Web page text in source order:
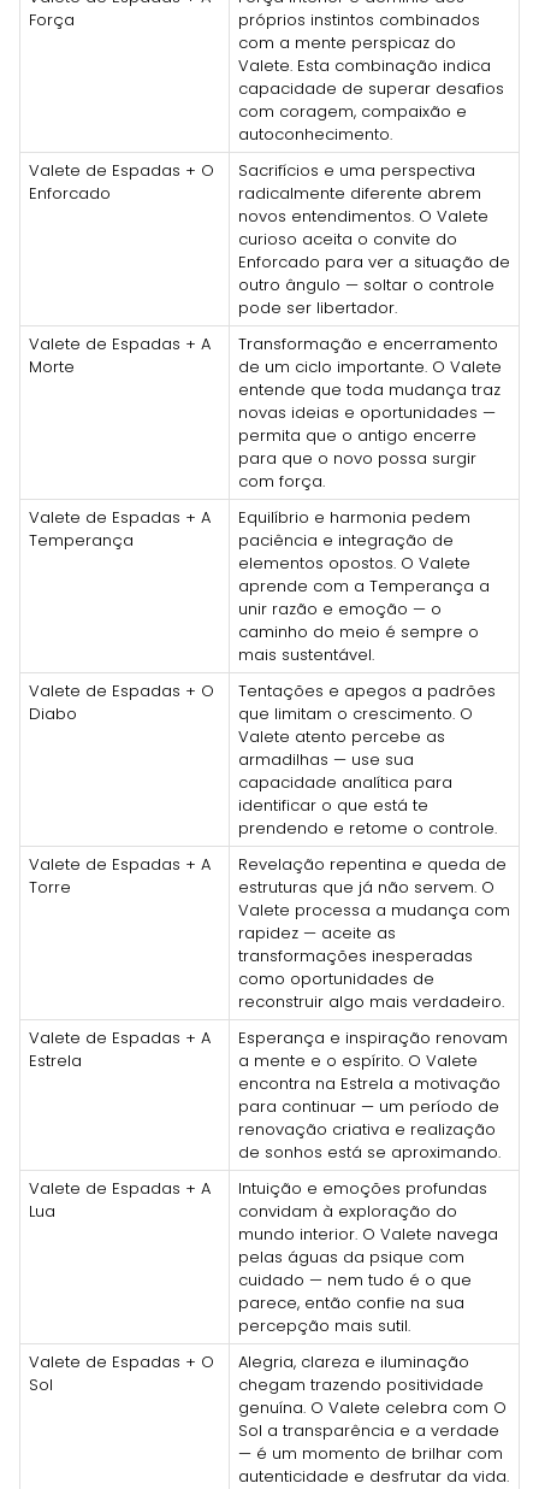
Força
próprios instintos combinados
com a mente perspicaz do
Valete. Esta combinação indica
capacidade de superar desafios
com coragem, compaixão e
autoconhecimento.
Valete de Espadas + O
Enforcado
Sacrifícios e uma perspectiva
radicalmente diferente abrem
novos entendimentos. O Valete
curioso aceita o convite do
Enforcado para ver a situação de
outro ângulo — soltar o controle
pode ser libertador.
Valete de Espadas + A
Morte
Transformação e encerramento
de um ciclo importante. O Valete
entende que toda mudança traz
novas ideias e oportunidades —
permita que o antigo encerre
para que o novo possa surgir
com força.
Valete de Espadas + A
Temperança
Equilíbrio e harmonia pedem
paciência e integração de
elementos opostos. O Valete
aprende com a Temperança a
unir razão e emoção — o
caminho do meio é sempre o
mais sustentável.
Valete de Espadas + O
Diabo
Tentações e apegos a padrões
que limitam o crescimento. O
Valete atento percebe as
armadilhas — use sua
capacidade analítica para
identificar o que está te
prendendo e retome o controle.
Valete de Espadas + A
Torre
Revelação repentina e queda de
estruturas que já não servem. O
Valete processa a mudança com
rapidez — aceite as
transformações inesperadas
como oportunidades de
reconstruir algo mais verdadeiro.
Valete de Espadas + A
Estrela
Esperança e inspiração renovam
a mente e o espírito. O Valete
encontra na Estrela a motivação
para continuar — um período de
renovação criativa e realização
de sonhos está se aproximando.
Valete de Espadas + A
Lua
Intuição e emoções profundas
convidam à exploração do
mundo interior. O Valete navega
pelas águas da psique com
cuidado — nem tudo é o que
parece, então confie na sua
percepção mais sutil.
Valete de Espadas + O
Sol
Alegria, clareza e iluminação
chegam trazendo positividade
genuína. O Valete celebra com O
Sol a transparência e a verdade
— é um momento de brilhar com
autenticidade e desfrutar da vida.